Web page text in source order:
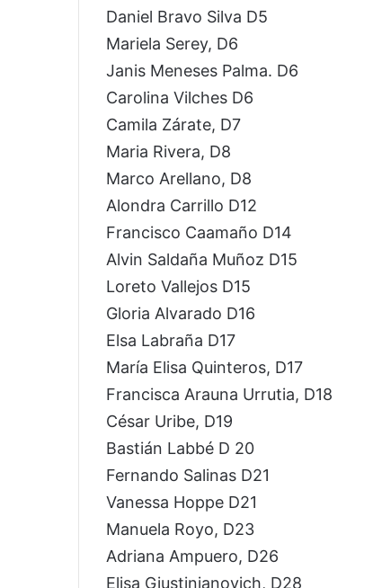
Daniel Bravo Silva D5
Mariela Serey, D6
Janis Meneses Palma. D6
Carolina Vilches D6
Camila Zárate, D7
Maria Rivera, D8
Marco Arellano, D8
Alondra Carrillo D12
Francisco Caamaño D14
Alvin Saldaña Muñoz D15
Loreto Vallejos D15
Gloria Alvarado D16
Elsa Labraña D17
María Elisa Quinteros, D17
Francisca Arauna Urrutia, D18
César Uribe, D19
Bastián Labbé D 20
Fernando Salinas D21
Vanessa Hoppe D21
Manuela Royo, D23
Adriana Ampuero, D26
Elisa Giustinianovich, D28